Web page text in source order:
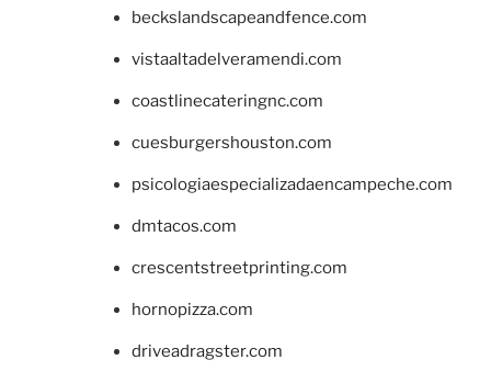
beckslandscapeandfence.com
vistaaltadelveramendi.com
coastlinecateringnc.com
cuesburgershouston.com
psicologiaespecializadaencampeche.com
dmtacos.com
crescentstreetprinting.com
hornopizza.com
driveadragster.com